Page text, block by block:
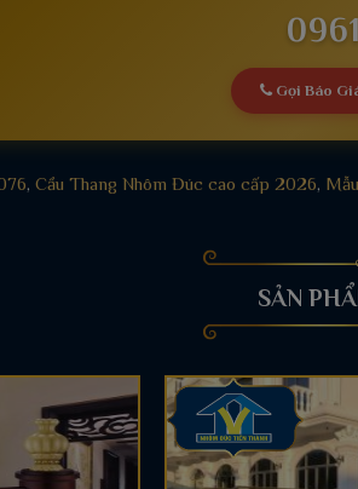
Gọi Báo
, Cầu Thang Nhôm Đúc cao cấp 2026,
SẢN